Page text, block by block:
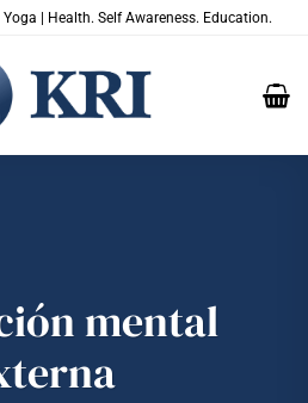
| Health. Self Awareness. Education.
mental